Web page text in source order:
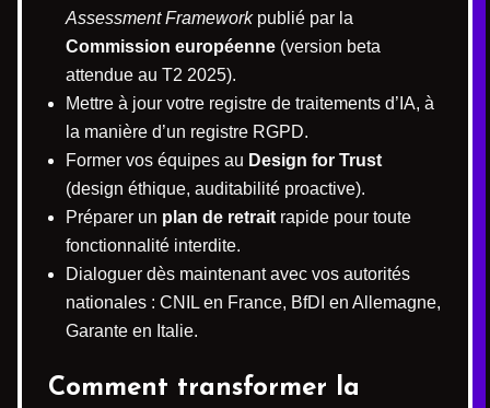
Assessment Frameworkpublié par la
Commission européenne (version beta
attendue au T2 2025).
Mettre à jour votre registre de traitements d’IA, à
la manière d’un registre RGPD.
Former vos équipes au Design for Trust
(design éthique, auditabilité proactive).
Préparer un plan de retrait rapide pour toute
fonctionnalité interdite.
Dialoguer dès maintenant avec vos autorités
nationales : CNIL en France, BfDI en Allemagne,
Garante en Italie.
Comment transformer la